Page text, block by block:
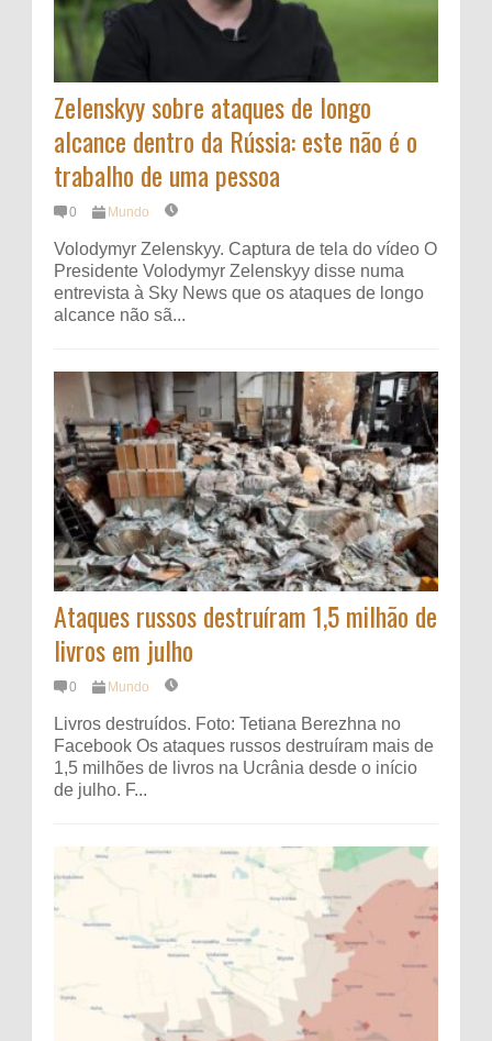
Zelenskyy sobre ataques de longo
alcance dentro da Rússia: este não é o
trabalho de uma pessoa
0 Mundo
Volodymyr Zelenskyy. Captura de tela do vídeo O
Presidente Volodymyr Zelenskyy disse numa
entrevista à Sky News que os ataques de longo
alcance não sã...
Ataques russos destruíram 1,5 milhão de
livros em julho
0 Mundo
Livros destruídos. Foto: Tetiana Berezhna no
Facebook Os ataques russos destruíram mais de
1,5 milhões de livros na Ucrânia desde o início
de julho. F...